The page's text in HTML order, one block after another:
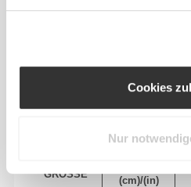
Cookies
Nur
entspannte Passform für
EMPFOHLENE GRÖSSE
EINEN KÖRPERMASSEN
GRÖSSE
(cm)/(in)